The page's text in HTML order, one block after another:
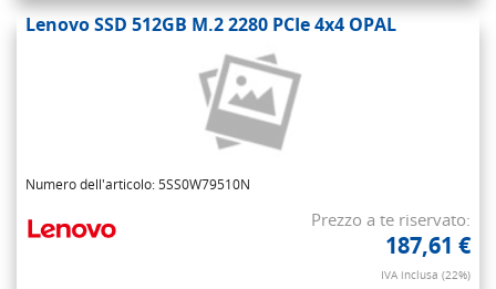
Lenovo SSD 512GB M.2 2280 PCIe 4x4 OPAL
Numero dell'articolo: 5SS0W79510N
Prezzo a te riservato:
187,61 €
IVA inclusa (22%)